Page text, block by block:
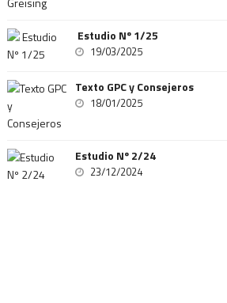
Estudio Nº 1/25
19/03/2025
Texto GPC y Consejeros
18/01/2025
Estudio Nº 2/24
23/12/2024